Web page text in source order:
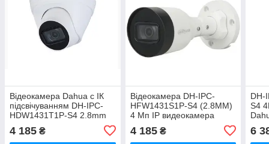
Відеокамера Dahua c ІК
підсвічуванням DH-IPC-
HDW1431T1P-S4 2.8mm
4 185 ₴
Відеокамера DH-IPC-
HFW1431S1P-S4 (2.8ММ)
4 Mп IP видеокамера
4 185₴
DH-
S4
6